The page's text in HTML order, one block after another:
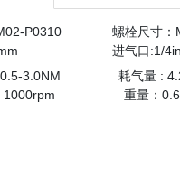
P0310 螺栓尺
233mm 进气口
：0.5-3.0NM 耗气
：1000rpm 重量：